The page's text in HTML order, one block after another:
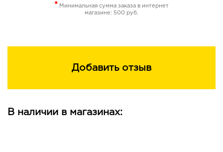
* Минимальная сумма заказа в интернет
магазине: 500 руб.
Добавить отзыв
В наличии в магазинах: